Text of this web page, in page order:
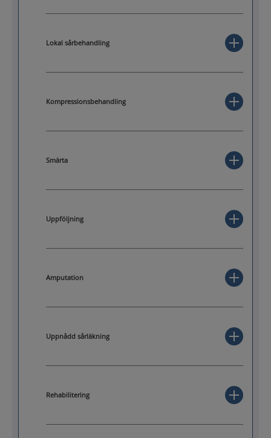
Lokal sårbehandling
Kompressionsbehandling
Smärta
Uppföljning
Amputation
Uppnådd sårläkning
Rehabilitering